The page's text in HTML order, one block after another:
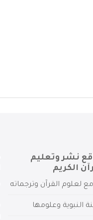
نشر وتعليم
الكريم
لعلوم القرآن وترجماته
النبوية وعلومها